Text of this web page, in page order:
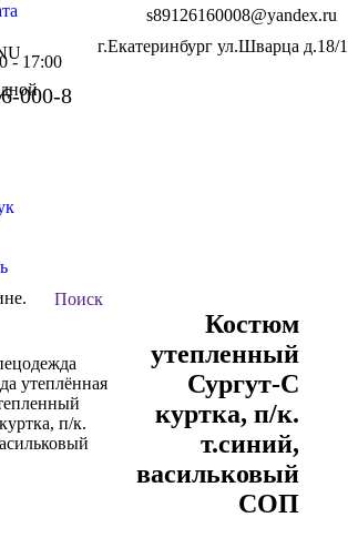
s89126160008@yandex.ru
г.Екатеринбург ул.Шварца д.18/1
- 17:00
000-8
Поиск:
Поиск
утеплённая
п/к.
Костюм
утепленный
Сургут-С
куртка, п/к.
т.синий,
васильковый
СОП